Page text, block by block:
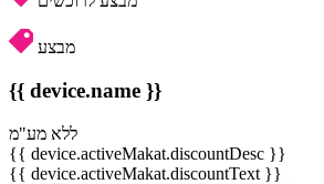
מבצע
{{ device.name }}
ללא מע"מ
{{ device.activeMakat.discountDesc }}
{{ device.activeMakat.discountText }}